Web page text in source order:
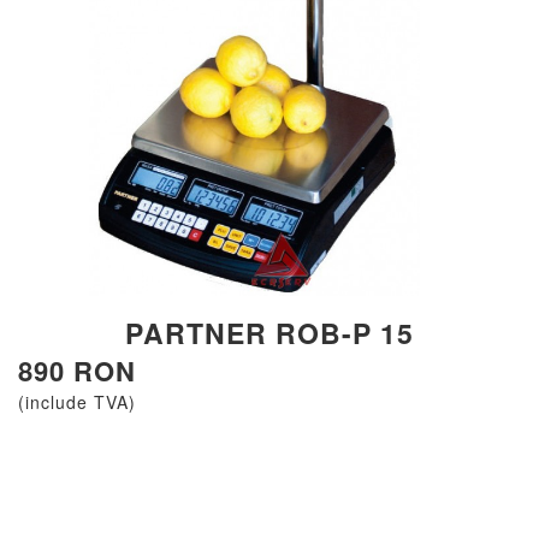
PARTNER ROB-P 15
890 RON
(include TVA)